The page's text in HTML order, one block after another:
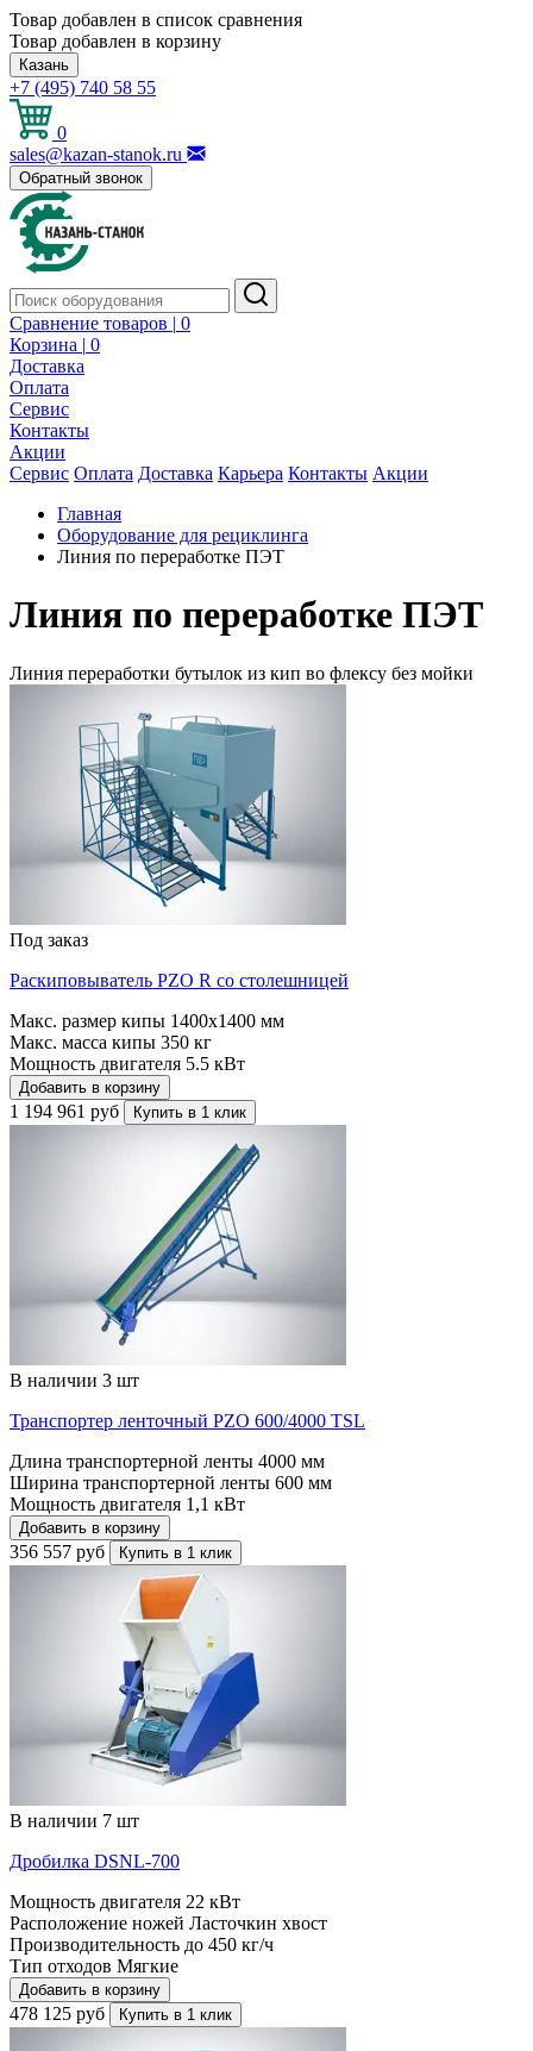
Товар добавлен в список сравнения
Товар добавлен в корзину
Казань
+7 (495) 740 58 55
0
sales@kazan-stanok.ru
Обратный звонок
Сравнение товаров | 0
Корзина | 0
Доставка
Оплата
Сервис
Контакты
Акции
Сервис Оплата Доставка Карьера Контакты Акции
Главная
Оборудование для рециклинга
Линия по переработке ПЭТ
Линия по переработке ПЭТ
Линия переработки бутылок из кип во флексу без мойки
Под заказ
Раскиповыватель PZO R со столешницей
Макс. размер кипы 1400x1400 мм
Макс. масса кипы 350 кг
Мощность двигателя 5.5 кВт
Добавить в корзину
1 194 961 руб Купить в 1 клик
В наличии 3 шт
Транспортер ленточный PZO 600/4000 TSL
Длина транспортерной ленты 4000 мм
Ширина транспортерной ленты 600 мм
Мощность двигателя 1,1 кВт
Добавить в корзину
356 557 руб Купить в 1 клик
В наличии 7 шт
Дробилка DSNL-700
Мощность двигателя 22 кВт
Расположение ножей Ласточкин хвост
Производительность до 450 кг/ч
Тип отходов Мягкие
Добавить в корзину
478 125 руб Купить в 1 клик